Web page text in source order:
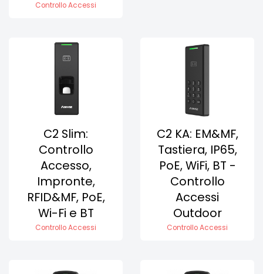
Controllo Accessi
C2 Slim:
Controllo
Accesso,
Impronte,
RFID&MF, PoE,
Wi-Fi e BT
Controllo Accessi
C2 KA: EM&MF,
Tastiera, IP65,
PoE, WiFi, BT -
Controllo
Accessi
Outdoor
Controllo Accessi